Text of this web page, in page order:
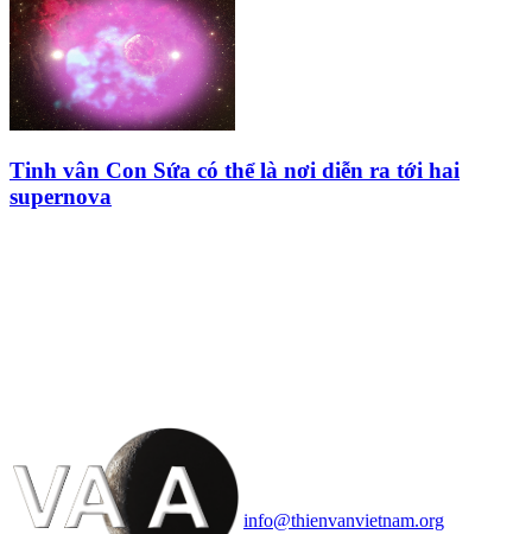
Tinh vân Con Sứa có thể là nơi diễn ra tới hai
supernova
info@thienvanvietnam.org